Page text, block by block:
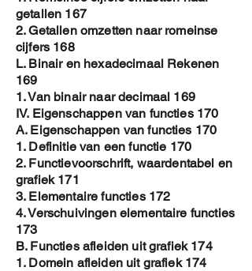
getallen 167
2. Getallen omzetten naar romeinse
cijfers 168
L. Binair en hexadecimaal Rekenen
169
1. Van binair naar decimaal 169
IV. Eigenschappen van functies 170
A. Eigenschappen van functies 170
1. Definitie van een functie 170
2. Functievoorschrift, waardentabel en
grafiek 171
3. Elementaire functies 172
4. Verschuivingen elementaire functies
173
B. Functies afleiden uit grafiek 174
1. Domein afleiden uit grafiek 174